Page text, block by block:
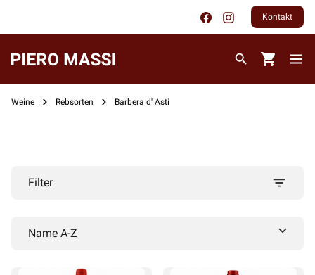
Kontakt
Weine Rebsorten Barbera d' Asti
Filter